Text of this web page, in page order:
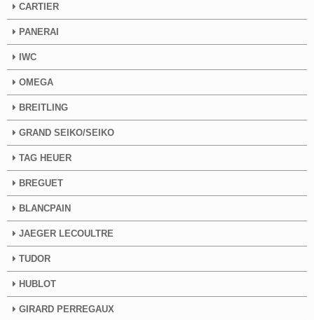
CARTIER
PANERAI
IWC
OMEGA
BREITLING
GRAND SEIKO/SEIKO
TAG HEUER
BREGUET
BLANCPAIN
JAEGER LECOULTRE
TUDOR
HUBLOT
GIRARD PERREGAUX